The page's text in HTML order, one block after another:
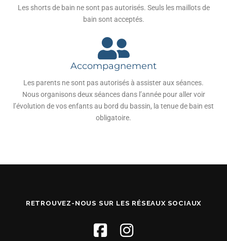
Les shorts de bain ne sont pas autorisés. Seuls les maillots de
bain sont acceptés.
Accompagnement
Les parents ne sont pas autorisés à assister aux séances.
Nous organisons deux séances dans l’année pour aller voir
l’évolution de vos enfants au bord du bassin, la tenue de bain est
obligatoire.
RETROUVEZ-NOUS SUR LES RÉSEAUX SOCIAUX